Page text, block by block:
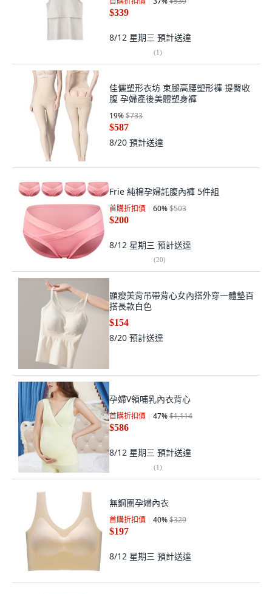
$339
8/12 星期三 預計送達
(1)
佳儷塑形衣坊 束腿高腰塑形褲 提臀收
腹 孕婦產後美體塑身褲
19%$733
$587
8/20 預計送達
Frie 純棉孕婦託腹內褲 5件組
首購折扣價 60%$503
$200
8/12 星期三 預計送達
(20)
顯瘦美背吊帶背心女內搭外穿一體墊百
搭長款白色
$154
8/20 預計送達
孕婦V領哺乳內衣背心
首購折扣價 47%$1,114
$586
8/12 星期三 預計送達
(1)
無鋼圈孕婦內衣
首購折扣價 40%$329
$197
8/12 星期三 預計送達